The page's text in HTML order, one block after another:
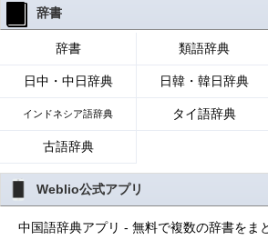
辞書
辞書 類語辞典
日中・中日辞典 日韓・韓日辞典
インドネシア語辞典 タイ語辞典
古語辞典
Weblio公式アプリ
中国語辞典アプリ - 無料で複数の辞書をま